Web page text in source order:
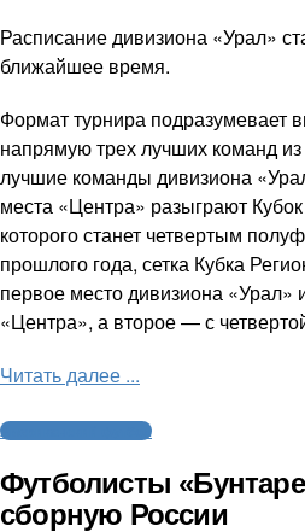
Расписание дивизиона «Урал»
ближайшее время.
Формат турнира подразумевает
напрямую трех лучших команд
лучшие команды дивизиона
места «Центра» разыграют
которого станет четвертым
прошлого года, сетка Кубка
первое место дивизиона «Урал»
«Центра», а второе — с
Читать далее ...
Американский футбол
Футболисты
сборную России